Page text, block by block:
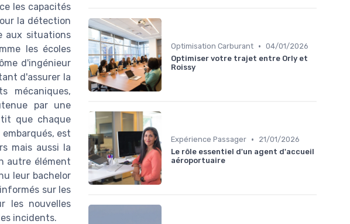
les capacités
la détection
aux situations
les écoles
d'ingénieur
d'assurer la
mécaniques,
par une
que chaque
est
mais aussi la
autre élément
leur bachelor
sur les
les nouvelles
incidents.
Optimisation Carburant • 04/01/2026
Optimiser votre trajet entre Orly et
Roissy
Expérience Passager •
21/01/2026
Le rôle essentiel d'un agent d'accueil
aéroportuaire